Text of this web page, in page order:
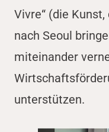
Vivre“ (die
nach Seoul
miteinander
unterstützen.